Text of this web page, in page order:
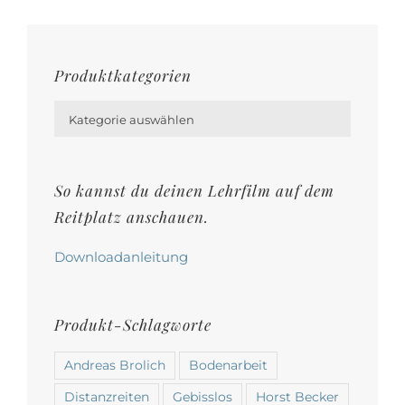
können
Produktseite
gewählt
werden
Produktkategorien
Kategorie auswählen
So kannst du deinen Lehrfilm auf dem
Reitplatz anschauen.
Downloadanleitung
Produkt-Schlagworte
Andreas Brolich Bodenarbeit
Distanzreiten Gebisslos Horst Becker